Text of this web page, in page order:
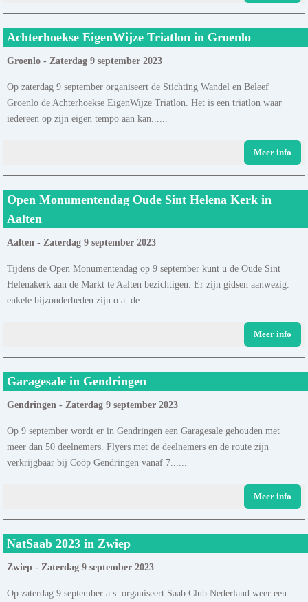
Achterhoekse EigenWijze Triatlon in Groenlo
Groenlo - Zaterdag 9 september 2023
Op zaterdag 9 september organiseert de Stichting Wandel en Beleef
Groenlo de Achterhoekse EigenWijze Triatlon. Het is een triatlon waar
iedereen op zijn eigen tempo aan kan......
Meer info
Open Monumentendag Oude Sint Helena Kerk in
Aalten
Aalten - Zaterdag 9 september 2023
Tijdens de Open Monumentendag op 9 september kunt u de Oude Sint
Helenakerk aan de Markt te Aalten bezichtigen. Er zijn gidsen aanwezig.
enkele bijzonderheden zijn o.a. de......
Meer info
Garagesale in Gendringen
Gendringen - Zaterdag 9 september 2023
Op 9 september wordt er in Gendringen een Garagesale gehouden met
meer dan 50 deelnemers. Flyers met de deelnemers en de route zijn
verkrijgbaar bij Coöp Gendringen vanaf 7......
Meer info
NatSaab 2023 in Zwiep
Zwiep - Zaterdag 9 september 2023
Op zaterdag 9 september a.s. organiseert Saab Club Nederland weer een